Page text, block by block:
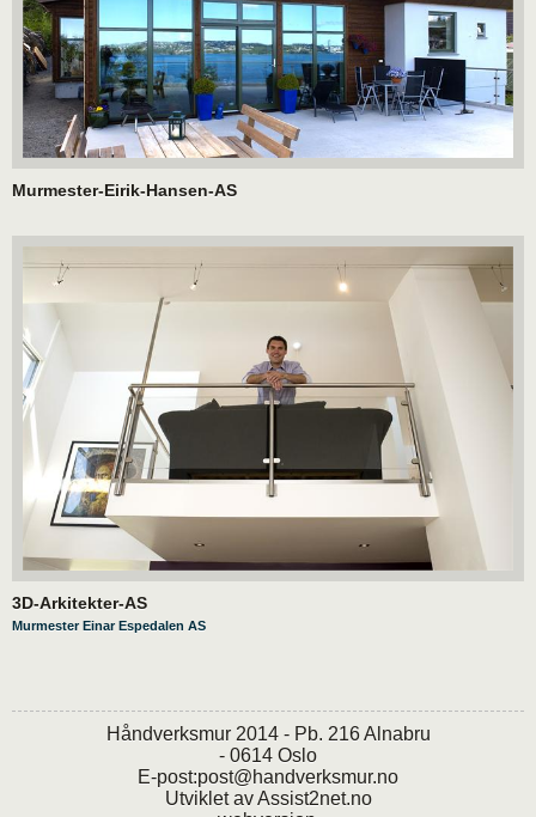
Murmester-Eirik-Hansen-AS
3D-Arkitekter-AS
Murmester Einar Espedalen AS
Håndverksmur 2014 - Pb. 216 Alnabru
- 0614 Oslo
E-post:post@handverksmur.no
Utviklet avAssist2net.no